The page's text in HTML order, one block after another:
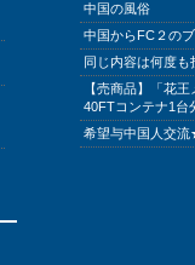
中国の風俗
中国からFC２の
同じ内容は何度
【売商品】「花
40FTコンテナ1台
希望与中国人交